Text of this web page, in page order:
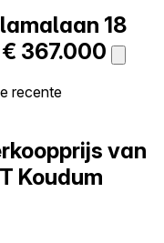
18
367.000
recente
van
Koudum